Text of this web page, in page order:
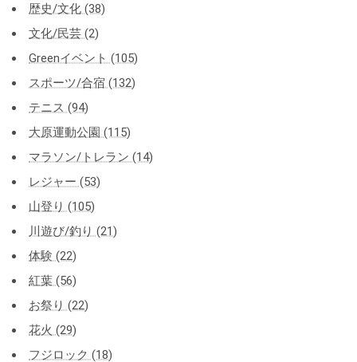
歴史/文化 (38)
文化/民芸 (2)
Greenイベント (105)
スポーツ/合宿 (132)
テニス (94)
大原運動公園 (115)
マラソン/トレラン (14)
レジャー (53)
山登り (105)
川遊び/釣り (21)
体験 (22)
紅葉 (56)
お祭り (22)
花火 (29)
フジロック (18)